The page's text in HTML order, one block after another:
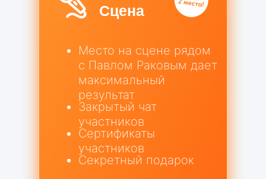
Сцена
Место на сцене рядом
с Павлом Раковым дает
максимальный
результат
Закрытый чат
участников
Сертификаты
участников
Секретный подарок